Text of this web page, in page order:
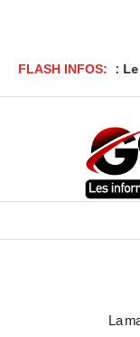
FLASH INFOS:
Lambaréné : Le
La